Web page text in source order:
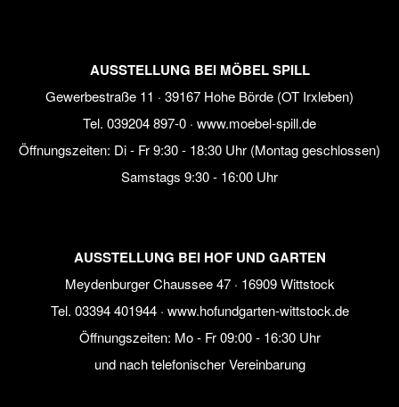
AUSSTELLUNG BEI MÖBEL SPILL
Gewerbestraße 11 · 39167 Hohe Börde (OT Irxleben)
Tel. 039204 897-0 · www.moebel-spill.de
Öffnungszeiten: Di - Fr 9:30 - 18:30 Uhr (Montag geschlossen)
Samstags 9:30 - 16:00 Uhr
AUSSTELLUNG BEI HOF UND GARTEN
Meydenburger Chaussee 47 · 16909 Wittstock
Tel. 03394 401944· www.hofundgarten-wittstock.de
Öffnungszeiten: Mo - Fr 09:00 - 16:30 Uhr
und nach telefonischer Vereinbarung